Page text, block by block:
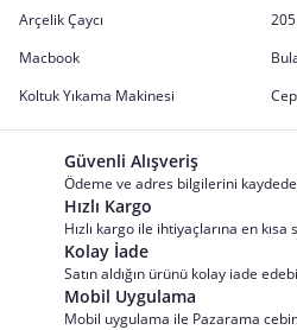
Arçelik Çaycı
Macbook
Koltuk Yıkama Makinesi
Güvenli Alışveriş
Ödeme ve adres bilgilerini
Hızlı Kargo
Hızlı kargo ile ihtiyaçlarına en kısa
Kolay İade
Satın aldığın ürünü kolay iade
Mobil Uygulama
Mobil uygulama ile Pazarama